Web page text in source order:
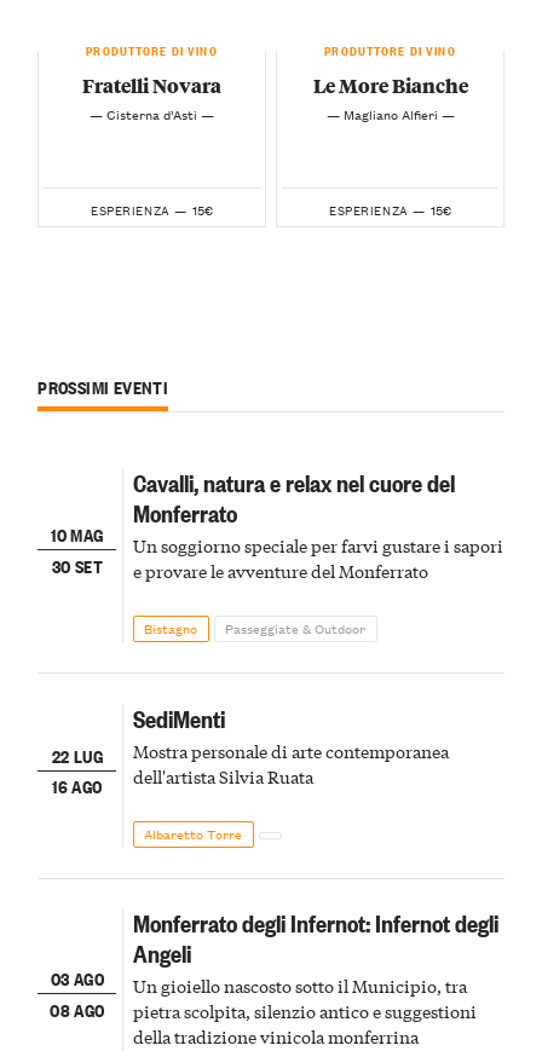
PRODUTTORE DI VINO
Fratelli Novara
— Cisterna d’Asti —
ESPERIENZA — 15€
PRODUTTORE DI VINO
Le More Bianche
— Magliano Alfieri —
ESPERIENZA — 15€
PROSSIMI EVENTI
10 MAG
30 SET
Cavalli, natura e relax nel cuore del
Monferrato
Un soggiorno speciale per farvi gustare i sapori
e provare le avventure del Monferrato
Bistagno Passeggiate & Outdoor
22 LUG
16 AGO
SediMenti
Mostra personale di arte contemporanea
dell'artista Silvia Ruata
Albaretto Torre
03 AGO
08 AGO
Monferrato degli Infernot: Infernot degli
Angeli
Un gioiello nascosto sotto il Municipio, tra
pietra scolpita, silenzio antico e suggestioni
della tradizione vinicola monferrina